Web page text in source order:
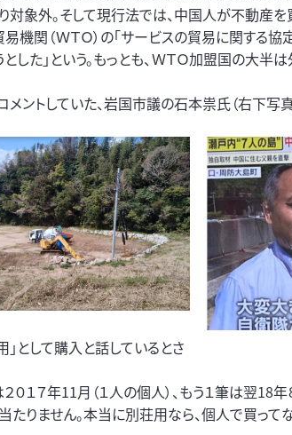
象外。そして現行法では、中国人が不動産を
関（ＷＴＯ）の「サービスの貿易に関する協定
した」という。もっとも、ＷＴＯ加盟国の大
ントしていた、岩国市議の石本祟氏（右下写
として購入と話しているとさ
１７年11月（１人の個人）、もう１筆は翌18年
たりません。本当に別荘用なら、個人で買っ